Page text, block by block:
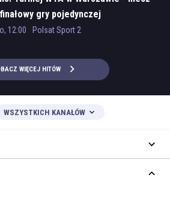
gry pojedynczej
12:00 Polsat Sport 2
WIĘCEJ HITÓW
WSZYSTKICH KANAŁÓW